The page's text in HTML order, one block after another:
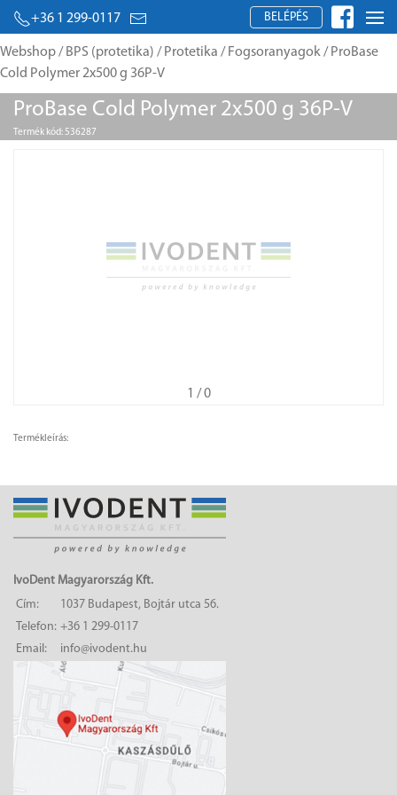
+36 1 299-0117 BELÉPÉS
Webshop/ BPS (protetika) / Protetika / Fogsoranyagok/ ProBase
Cold Polymer 2x500 g 36P-V
ProBase Cold Polymer 2x500 g 36P-V
Termék kód: 536287
1 / 0
Termékleírás:
IvoDent Magyarország Kft.
Cím:
1037 Budapest, Bojtár utca 56.
Telefon: +36 1 299-0117
Email:
info@ivodent.hu